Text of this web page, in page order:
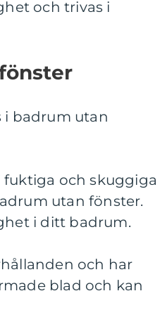
och trivas i
i badrum utan
fuktiga och skuggiga
utan fönster.
i ditt badrum.
och har
blad och kan